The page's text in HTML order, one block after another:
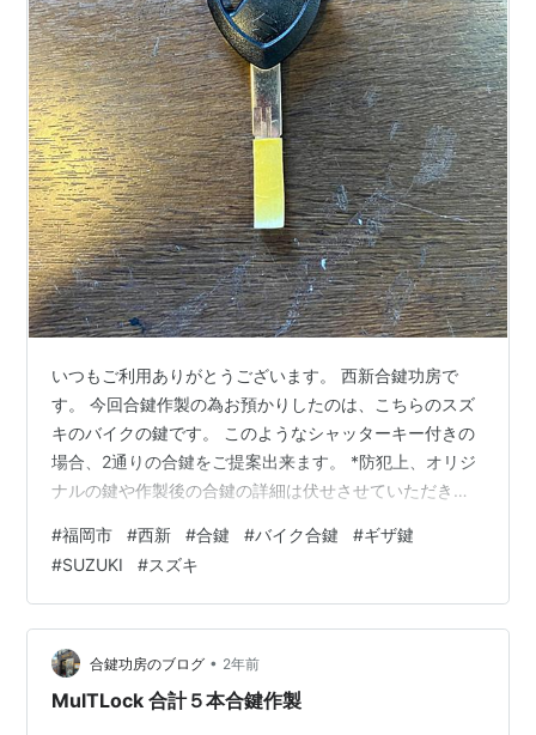
いつもご利用ありがとうございます。 西新合鍵功房で
す。 今回合鍵作製の為お預かりしたのは、こちらのスズ
キのバイクの鍵です。 このようなシャッターキー付きの
場合、2通りの合鍵をご提案出来ます。 *防犯上、オリジ
ナルの鍵や作製後の合鍵の詳細は伏せさせていただきま
ーキーとエンジンをかけるための鍵をセパレートで取り
付けるパターンです。 2つ目が下記の写真の様に2種類の
鍵をキーリングに通さず一体型の状態にするパターンで
す。 今回は1つ目のパターンでお作りしています。 どち
らを選ばれたとしても、鍵として使用する上では差はあ
りませんが、使い勝手には少し差…
#福岡市 #西新 #合鍵 #バイク合鍵 #ギザ鍵
#SUZUKI #スズキ
合鍵功房のブログ • 2年前
MulTLock 合計５本合鍵作製